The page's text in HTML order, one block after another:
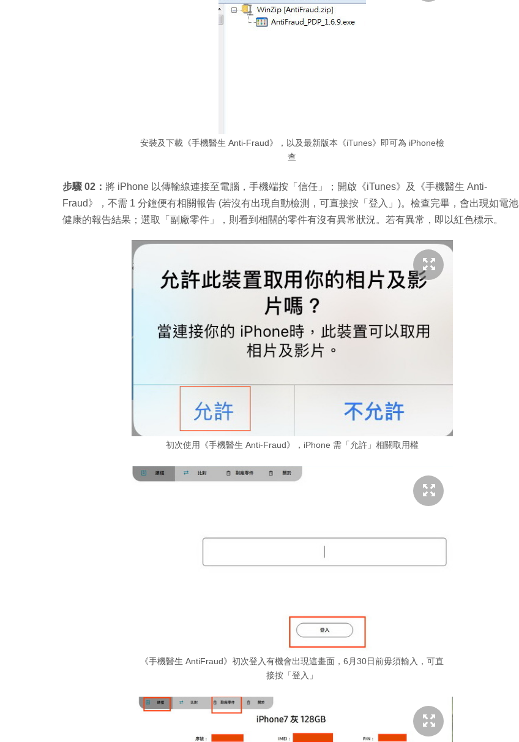
安裝及下載《手機醫生 Anti-Fraud》，以及最新版本《iTunes》即可為 iPhone檢
查
步驟 02： 將 iPhone 以傳輸線連接至電腦，手機端按「信任」；開啟《iTunes》及《手機醫生 Anti-
Fraud》，不需 1 分鐘便有相關報告 (若沒有出現自動檢測，可直接按「登入」)。檢查完畢，會出現如電池
健康的報告結果；選取「副廠零件」，則看到相關的零件有沒有異常狀況。若有異常，即以紅色標示。
初次使用《手機醫生 Anti-Fraud》，iPhone 需「允許」相關取用權
《手機醫生 AntiFraud》初次登入有機會出現這畫面，6月30日前毋須輸入，可直
接按「登入」